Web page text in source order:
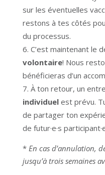
sur les éventuelles
restons à tes côtés
du processus.
C’est maintenant le
volontaire! Nous
bénéficieras d’un
À ton retour, un
individuelest prévu.
de partager ton
de futur·e·s
* En cas d’annulation,
jusqu’à trois semaines